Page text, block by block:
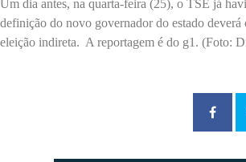
Um dia antes, na quarta-feira (25), o TSE já
definição do novo governador do estado deverá
eleição indireta. A reportagem é do g1. (Foto: